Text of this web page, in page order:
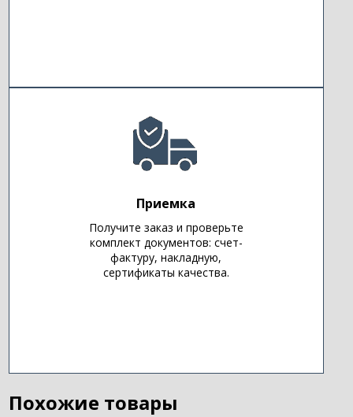
Приемка
Получите заказ и проверьте
комплект документов: счет-
фактуру, накладную,
сертификаты качества.
Похожие товары